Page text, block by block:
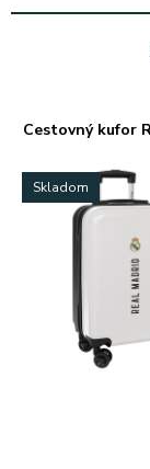
Cestovný kufor
Skladom